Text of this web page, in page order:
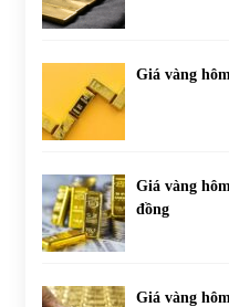
Giá vàng
Giá vàng
đồng
Giá vàng